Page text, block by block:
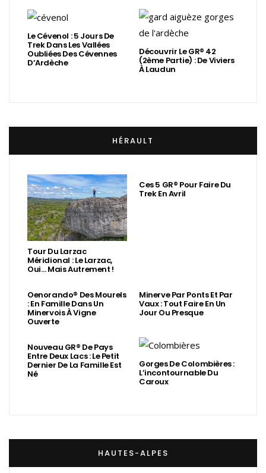
Le Cévenol : 5 Jours De
Trek Dans Les Vallées
Oubliées Des Cévennes
D’Ardèche
Découvrir Le GR® 42
(2ème Partie) : De Viviers
À Laudun
HÉRAULT
Tour Du Larzac
Méridional : Le Larzac,
Oui… Mais Autrement !
Ces 5 GR® Pour Faire Du
Trek En Avril
Oenorando® Des Mourels
: En Famille Dans Un
Minervois À Vigne
Ouverte
Minerve Par Ponts Et Par
Vaux : Tout Faire En Un
Jour Ou Presque
Nouveau GR® De Pays
Entre Deux Lacs : Le Petit
Dernier De La Famille Est
Né
Gorges De Colombières :
L’incontournable Du
Caroux
HAUTES-ALPES